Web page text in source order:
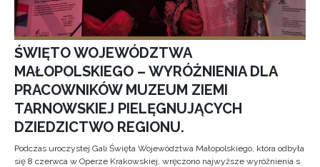
ŚWIĘTO WOJEWÓDZTWA
MAŁOPOLSKIEGO – WYRÓŻNIENIA DLA
PRACOWNIKÓW MUZEUM ZIEMI
TARNOWSKIEJ PIELĘGNUJĄCYCH
DZIEDZICTWO REGIONU.
Podczas uroczystej Gali Święta Województwa Małopolskiego, która odbyła
się 8 czerwca w Operze Krakowskiej, wręczono najwyższe wyróżnienia s